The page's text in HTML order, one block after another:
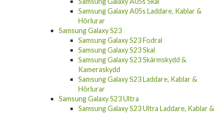
Samsung Galaxy A05s Laddare, Kablar &
Hörlurar
Samsung Galaxy S23
Samsung Galaxy S23 Fodral
Samsung Galaxy S23 Skal
Samsung Galaxy S23 Skärmskydd &
Kameraskydd
Samsung Galaxy S23 Laddare, Kablar &
Hörlurar
Samsung Galaxy S23 Ultra
Samsung Galaxy S23 Ultra Laddare, Kablar &